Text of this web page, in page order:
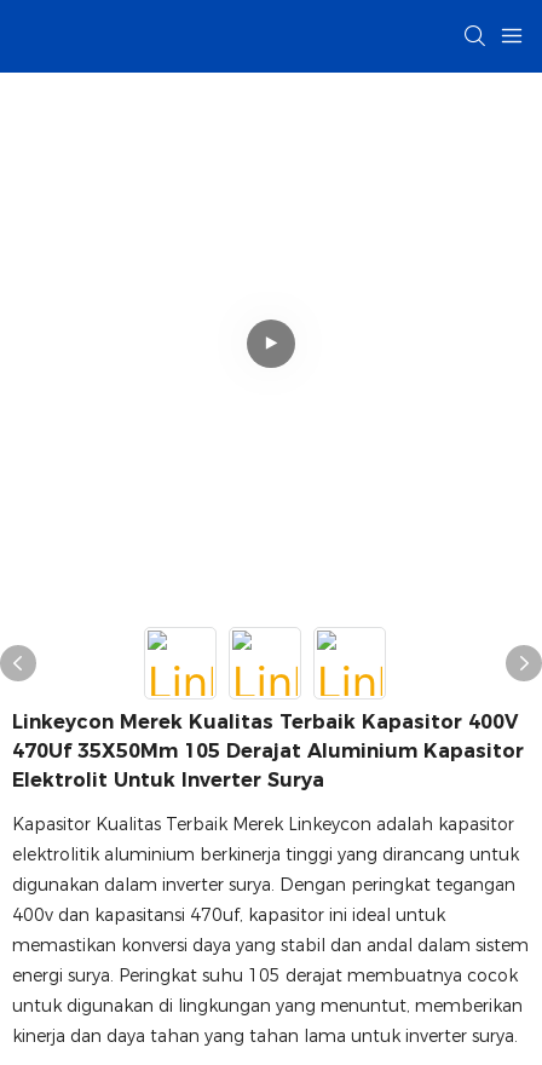
Linkeycon Merek Kualitas Terbaik Kapasitor 400V
470Uf 35X50Mm 105 Derajat Aluminium Kapasitor
Elektrolit Untuk Inverter Surya
Kapasitor Kualitas Terbaik Merek Linkeycon adalah kapasitor
elektrolitik aluminium berkinerja tinggi yang dirancang untuk
digunakan dalam inverter surya. Dengan peringkat tegangan
400v dan kapasitansi 470uf, kapasitor ini ideal untuk
memastikan konversi daya yang stabil dan andal dalam sistem
energi surya. Peringkat suhu 105 derajat membuatnya cocok
untuk digunakan di lingkungan yang menuntut, memberikan
kinerja dan daya tahan yang tahan lama untuk inverter surya.